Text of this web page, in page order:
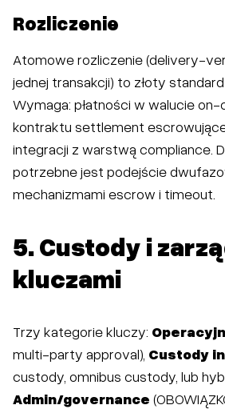
Rozliczenie
Atomowe rozliczenie (delivery-
jednej transakcji) to złoty
Wymaga: płatności w walucie on-
kontraktu settlement
integracji z warstwą compliance.
potrzebne jest podejście
mechanizmami escrow i timeout.
5. Custody i
kluczami
Trzy kategorie kluczy:
multi-party approval), Custody
custody, omnibus custody, lub
Admin/governance